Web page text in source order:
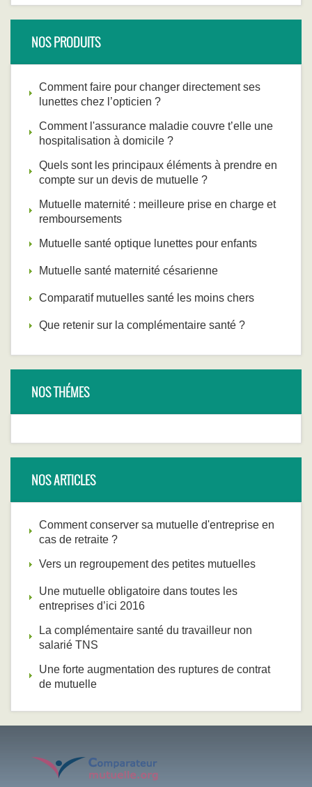
NOS PRODUITS
Comment faire pour changer directement ses
lunettes chez l’opticien ?
Comment l'assurance maladie couvre t’elle une
hospitalisation à domicile ?
Quels sont les principaux éléments à prendre en
compte sur un devis de mutuelle ?
Mutuelle maternité : meilleure prise en charge et
remboursements
Mutuelle santé optique lunettes pour enfants
Mutuelle santé maternité césarienne
Comparatif mutuelles santé les moins chers
Que retenir sur la complémentaire santé ?
NOS THÉMES
NOS ARTICLES
Comment conserver sa mutuelle d'entreprise en
cas de retraite ?
Vers un regroupement des petites mutuelles
Une mutuelle obligatoire dans toutes les
entreprises d’ici 2016
La complémentaire santé du travailleur non
salarié TNS
Une forte augmentation des ruptures de contrat
de mutuelle